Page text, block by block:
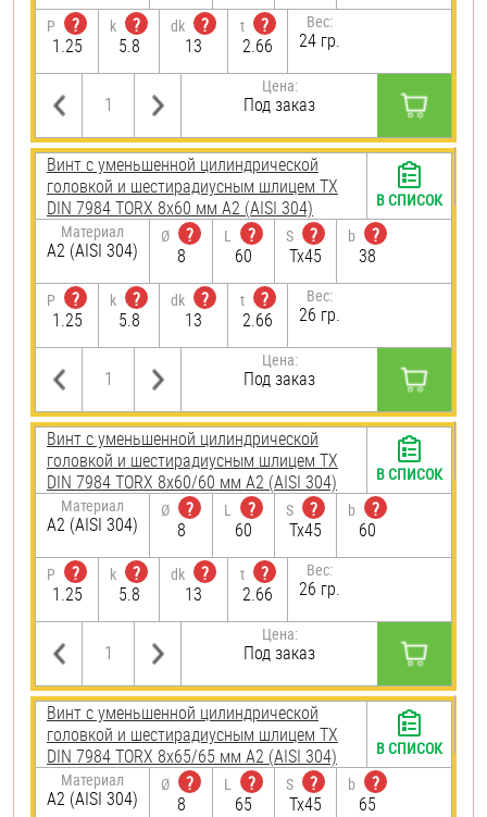
P
?
1.25
k
?
5.8
dk
?
13
t
?
2.66
Вес:
24 гр.
Цена:
Под заказ
Винт с уменьшенной цилиндрической
головкой и шестирадиусным шлицем TX
DIN 7984 TORX 8х60 мм А2 (AISI 304)
Материал
А2 (AISI 304)
Ø
?
8
L
?
60
S
?
Tx45
b
?
38
P
?
1.25
k
?
5.8
dk
?
13
t
?
2.66
Вес:
26 гр.
Цена:
Под заказ
В СПИСОК
Винт с уменьшенной цилиндрической
головкой и шестирадиусным шлицем TX
DIN 7984 TORX 8х60/60 мм А2 (AISI 304)
Материал
А2 (AISI 304)
Ø
?
8
L
?
60
S
?
Tx45
b
?
60
P
?
1.25
k
?
5.8
dk
?
13
t
?
2.66
Вес:
26 гр.
Цена:
Под заказ
В СПИСОК
Винт с уменьшенной цилиндрической
головкой и шестирадиусным шлицем TX
DIN 7984 TORX 8х65/65 мм А2 (AISI 304)
Материал
А2 (AISI 304)
Ø
?
8
L
?
65
S
?
Tx45
b
?
65
В СПИСОК